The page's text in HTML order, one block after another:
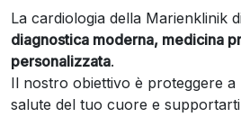
La cardiologia della Marienklinik
diagnostica moderna, medicina
personalizzata.
Il nostro obiettivo è proteggere a
salute del tuo cuore e